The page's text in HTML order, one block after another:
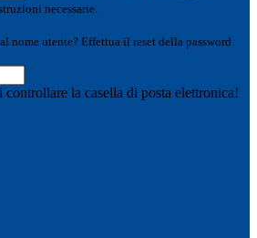
necessarie.
nome utente? Effettua il reset della password
la casella di posta elettronica!